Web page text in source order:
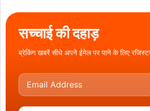
सच्चाई की दहाड़
ब्रेकिंग खबरें सीधे अपने ईमेल पर पाने के लिए